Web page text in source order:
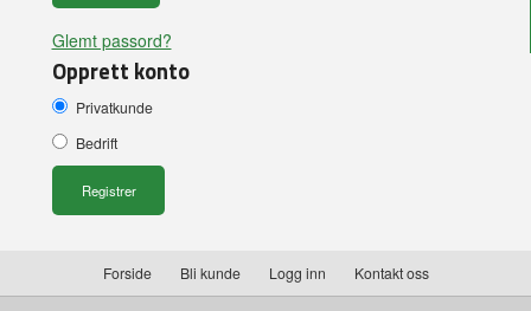
Glemt passord?
Opprett konto
Privatkunde
Bedrift
Forside Bli kunde Logg inn Kontakt oss